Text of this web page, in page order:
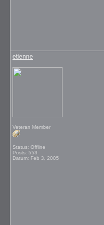
etienne
Veteran Member
Status: Offline
Posts: 553
Datum: Feb 3, 2005